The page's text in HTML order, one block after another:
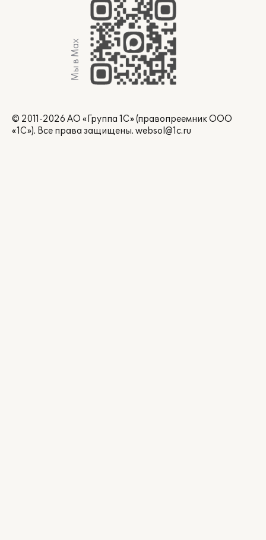
Мы в Max
© 2011-2026 АО «Группа 1С» (правопреемник ООО
«1С»). Все права защищены. websol@1c.ru